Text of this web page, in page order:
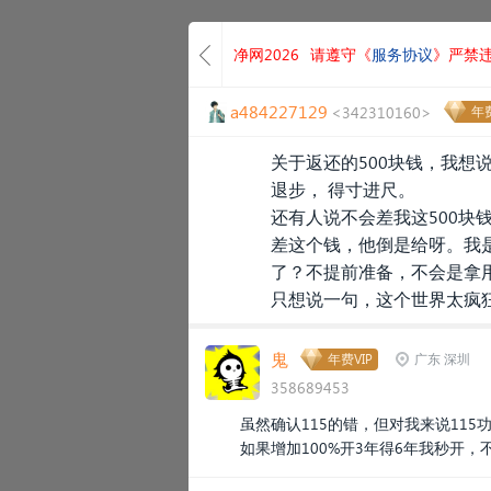
净网2026 请遵守《服务协议》严禁
a484227129 <342310160> 年
关于返还的500块钱，我想
退步， 得寸进尺。
还有人说不会差我这500块
差这个钱，他倒是给呀。我
了？不提前准备，不会是拿
只想说一句，这个世界太疯
鬼 年费VIP 广东 深圳
358689453
虽然确认115的错，但对我来说115
如果增加100%开3年得6年我秒开，